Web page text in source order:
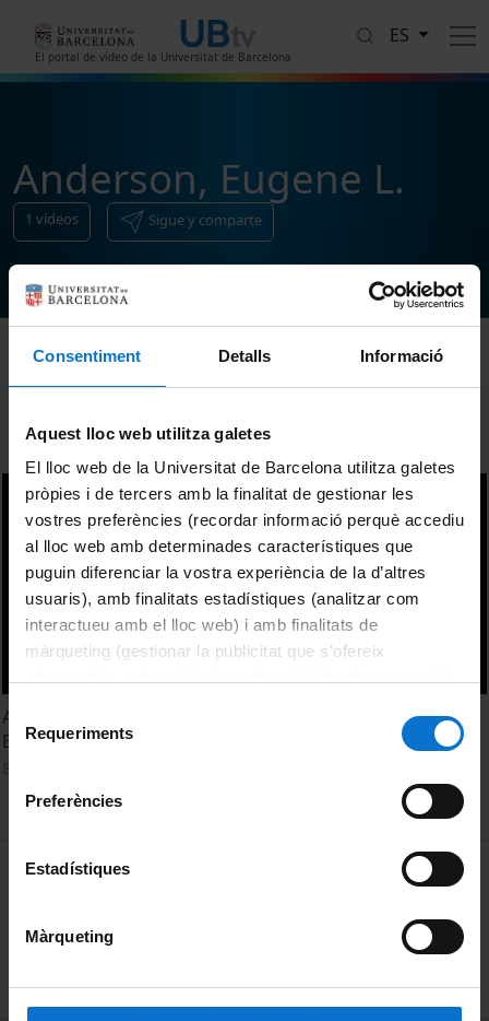
Consentiment Detalls Informació
Aquest lloc web utilitza galetes
El lloc web de la Universitat de Barcelona utilitza galetes
pròpies i de tercers amb la finalitat de gestionar les
vostres preferències (recordar informació perquè accediu
al lloc web amb determinades característiques que
puguin diferenciar la vostra experiència de la d’altres
usuaris), amb finalitats estadístiques (analitzar com
interactueu amb el lloc web) i amb finalitats de
màrqueting (gestionar la publicitat que s’ofereix
consultar laPolítica de galetes del lloc web de la
Selecció
de Requeriments
Preferències
Estadístiques
Màrqueting
El portal de vídeo de la Universitat de Barcelona
ES
Anderson, Eugene L.
1 vídeos Sigue y comparte
Ordenar
A closer examination of dental education in europe - Dr.
Eugene L. Anderson
MENÚ PEU 1
Privacidad y términos
Sobre UBtv